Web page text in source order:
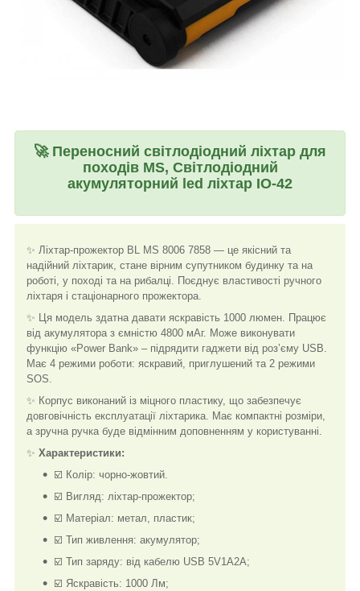
🚀 Переносний світлодіодний ліхтар для
походів MS, Світлодіодний
акумуляторний led ліхтар IO-42
✨ Ліхтар-прожектор BL MS 8006 7858 — це якісний та
надійний ліхтарик, стане вірним супутником будинку та на
роботі, у поході та на рибалці. Поєднує властивості ручного
ліхтаря і стаціонарного прожектора.
✨ Ця модель здатна давати яскравість 1000 люмен. Працює
від акумулятора з ємністю 4800 мАг. Може виконувати
функцію «Power Bank» – підрядити гаджети від роз’єму USB.
Має 4 режими роботи: яскравий, приглушений та 2 режими
SOS.
✨ Корпус виконаний із міцного пластику, що забезпечує
довговічність експлуатації ліхтарика. Має компактні розміри,
а зручна ручка буде відмінним доповненням у користуванні.
✨ Характеристики:
☑️ Колір: чорно-жовтий.
☑️ Вигляд: ліхтар-прожектор;
☑️ Матеріал: метал, пластик;
☑️ Тип живлення: акумулятор;
☑️ Тип заряду: від кабелю USB 5V1A2A;
☑️ Яскравість: 1000 Лм;